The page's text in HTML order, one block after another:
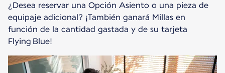
¿Desea reservar una Opción Asiento o una pieza de
equipaje adicional? ¡También ganará Millas en
función de la cantidad gastada y de su tarjeta
Flying Blue!